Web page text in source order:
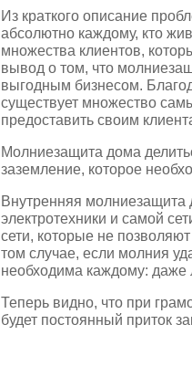
Из краткого описание
абсолютно каждому, кто
множества клиентов,
вывод о том, что
выгодным бизнесом.
существует множество
предоставить своим
Молниезащита дома
заземление, которое
Внутренняя молниезащита
электротехники и самой
сети, которые не
том случае, если молния
необходима каждому:
Теперь видно, что при
будет постоянный приток